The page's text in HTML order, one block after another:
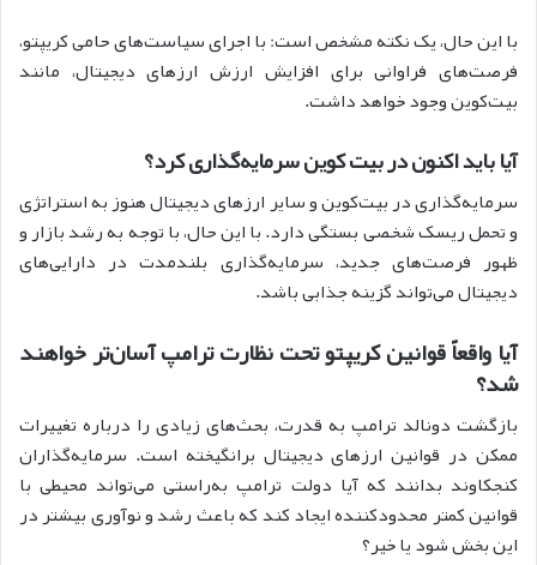
با این حال، یک نکته مشخص است: با اجرای سیاست‌های حامی کریپتو،
فرصت‌های فراوانی برای افزایش ارزش ارزهای دیجیتال، مانند
بیت‌کوین وجود خواهد داشت.
آیا باید اکنون در بیت کوین سرمایه‌گذاری کرد؟
سرمایه‌گذاری در بیت‌کوین و سایر ارزهای دیجیتال هنوز به استراتژی
و تحمل ریسک شخصی بستگی دارد. با این حال، با توجه به رشد بازار و
ظهور فرصت‌های جدید، سرمایه‌گذاری بلندمدت در دارایی‌های
دیجیتال می‌تواند گزینه جذابی باشد.
آیا واقعاً قوانین کریپتو تحت نظارت ترامپ آسان‌تر خواهند
شد؟
بازگشت دونالد ترامپ به قدرت، بحث‌های زیادی را درباره تغییرات
ممکن در قوانین ارز‌‌های دیجیتال برانگیخته است. سرمایه‌گذاران
کنجکاوند بدانند که آیا دولت ترامپ به‌راستی می‌تواند محیطی با
قوانین کمتر محدودکننده ایجاد کند که باعث رشد و نوآوری بیشتر در
این بخش شود یا خیر؟